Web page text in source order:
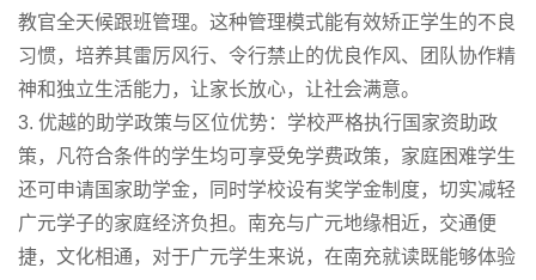
教官全天候跟班管理。这种管理模式能有效矫正学生的不良
习惯，培养其雷厉风行、令行禁止的优良作风、团队协作精
神和独立生活能力，让家长放心，让社会满意。
3. 优越的助学政策与区位优势：学校严格执行国家资助政
策，凡符合条件的学生均可享受免学费政策，家庭困难学生
还可申请国家助学金，同时学校设有奖学金制度，切实减轻
广元学子的家庭经济负担。南充与广元地缘相近，交通便
捷，文化相通，对于广元学生来说，在南充就读既能够体验